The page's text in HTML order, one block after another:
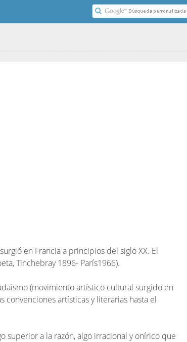
en Francia a principios del siglo XX. El
Tinchebray 1896- París1966).
(movimiento artístico cultural surgido en
convenciones artísticas y literarias hasta el
superior a la razón, algo irracional y onírico que